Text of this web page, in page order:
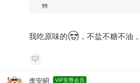
我吃原味的 ，不盐不糖不油
李安昭 VIP至尊会员